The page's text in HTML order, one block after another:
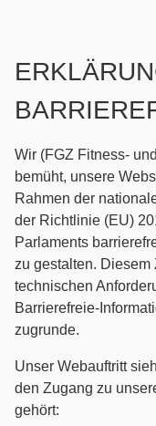
Wir (FGZ Fitness-
bemüht, unsere
Rahmen der
der Richtlinie (EU)
Parlaments
zu gestalten.
technischen
Barrierefreie-
zugrunde.
Unser Webauftritt
den Zugang zu
gehört: